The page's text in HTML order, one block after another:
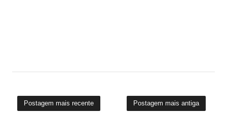
Postagem mais recente Postagem mais antiga